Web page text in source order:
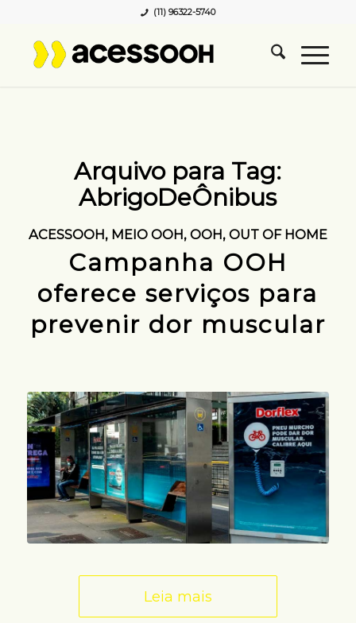
(11) 96322-5740
Arquivo para Tag:
AbrigoDeÔnibus
ACESSOOH, MEIO OOH, OOH, OUT OF HOME
Campanha OOH
oferece serviços para
prevenir dor muscular
Leia mais